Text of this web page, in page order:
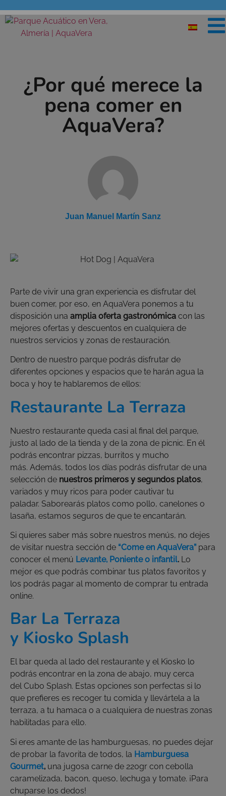
¿Por qué merece la
pena comer en
AquaVera?
Juan Manuel Martín Sanz
Parte de vivir una gran experiencia es disfrutar del
buen comer, por eso, en AquaVera ponemos a tu
disposición una amplia oferta gastronómica con las
mejores ofertas y descuentos en cualquiera de
nuestros servicios y zonas de restauración.
Dentro de nuestro parque podrás disfrutar de
diferentes opciones y espacios que te harán agua la
boca y hoy te hablaremos de ellos:
Restaurante La Terraza
Nuestro restaurante queda casi al final del parque,
justo al lado de la tienda y de la zona de picnic. En él
podrás encontrar pizzas, burritos y mucho
más. Además, todos los días podrás disfrutar de una
selección de nuestros primeros y segundos platos,
variados y muy ricos para poder cautivar tu
paladar. Saborearás platos como pollo, canelones o
lasaña, estamos seguros de que te encantarán.
Si quieres saber más sobre nuestros menús, no dejes
de visitar nuestra sección de “Come en AquaVera” para
conocer el menú Levante, Poniente o infantil. Lo
mejor es que podrás combinar tus platos favoritos y
los podrás pagar al momento de comprar tu entrada
online.
Bar La Terraza
y Kiosko Splash
El bar queda al lado del restaurante y el Kiosko lo
podrás encontrar en la zona de abajo, muy cerca
del Cubo Splash. Estas opciones son perfectas si lo
que prefieres es recoger tu comida y llevártela a la
terraza, a tu hamaca o a cualquiera de nuestras zonas
habilitadas para ello.
Si eres amante de las hamburguesas, no puedes dejar
de probar la favorita de todos, la Hamburguesa
Gourmet, una jugosa carne de 220gr con cebolla
caramelizada, bacon, queso, lechuga y tomate. ¡Para
chuparse los dedos!